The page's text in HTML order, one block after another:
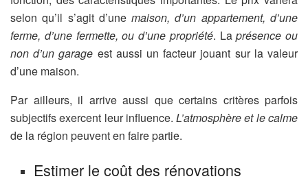
selon qu’il s’agit d’unemaison, d’un appartement, d’une
ferme, d’une fermette, ou d’une propriété. Laprésence ou
non d’un garage est aussi un facteur jouant sur la valeur
d’une maison.
Par ailleurs, il arrive aussi que certains critères parfois
subjectifs exercent leur influence. L’atmosphère et le calme
de la région peuvent en faire partie.
Estimer le coût des rénovations